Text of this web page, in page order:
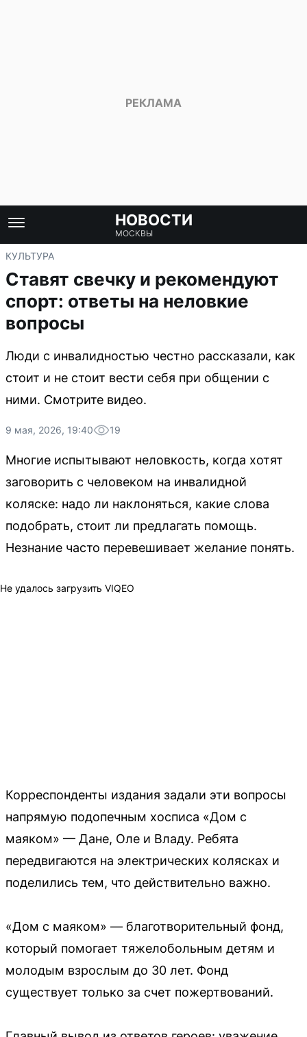
НОВОСТИ
МОСКВЫ
КУЛЬТУРА
Ставят свечку и рекомендуют
спорт: ответы на неловкие
вопросы
Люди с инвалидностью честно рассказали, как
стоит и не стоит вести себя при общении с
ними. Смотрите видео.
9 мая, 2026, 19:40 19
Многие испытывают неловкость, когда хотят
заговорить с человеком на инвалидной
коляске: надо ли наклоняться, какие слова
подобрать, стоит ли предлагать помощь.
Незнание часто перевешивает желание понять.
Не удалось загрузить VIQEO
Корреспонденты издания задали эти вопросы
напрямую подопечным хосписа «Дом с
маяком» — Дане, Оле и Владу. Ребята
передвигаются на электрических колясках и
поделились тем, что действительно важно.
«Дом с маяком» — благотворительный фонд,
который помогает тяжелобольным детям и
молодым взрослым до 30 лет. Фонд
существует только за счет пожертвований.